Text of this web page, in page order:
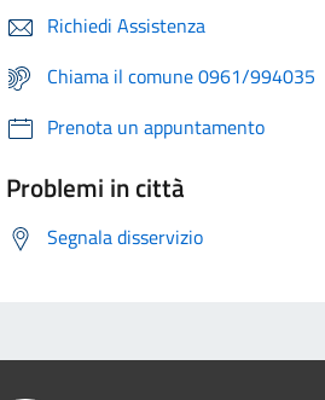
Richiedi Assistenza
Chiama il comune 0961/994035
Prenota un appuntamento
Problemi in città
Segnala disservizio